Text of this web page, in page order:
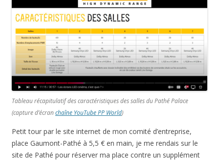
Tableau récapitulatif des caractéristiques des salles du Pathé Palace
(capture d’écranchaîne YouTube PP World)
Petit tour par le site internet de mon comité d’entreprise,
place Gaumont-Pathé à 5,5 € en main, je me rendais sur le
site de Pathé pour réserver ma place contre un supplément